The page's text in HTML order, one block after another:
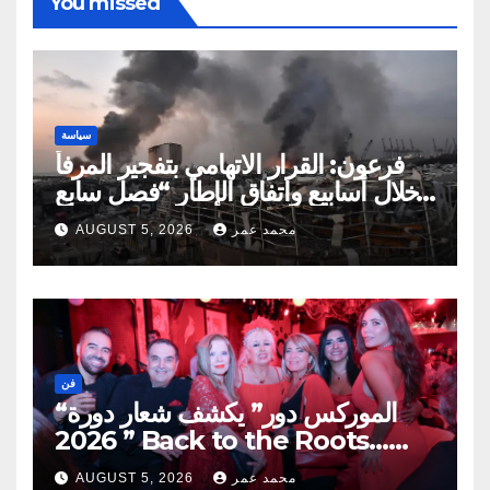
سياسة
فرعون: القرار الاتهامي بتفجير المرفأ
خلال أسابيع واتفاق الإطار “فصل سابع
ونصف”
AUGUST 5, 2026 محمد عمر
فن
“الموركس دور” يكشف شعار دورة
2026 ” Back to the Roots…
Eye on the Future “
AUGUST 5, 2026 محمد عمر